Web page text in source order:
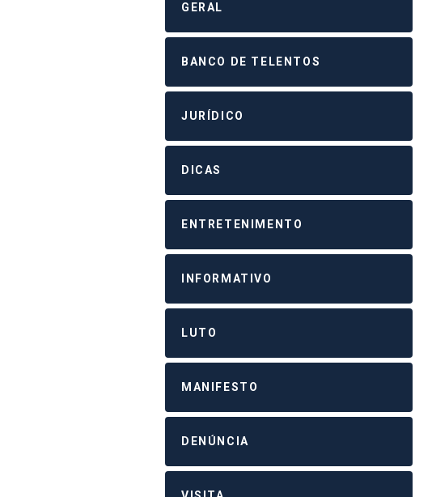
GERAL
BANCO DE TELENTOS
JURÍDICO
DICAS
ENTRETENIMENTO
INFORMATIVO
LUTO
MANIFESTO
DENÚNCIA